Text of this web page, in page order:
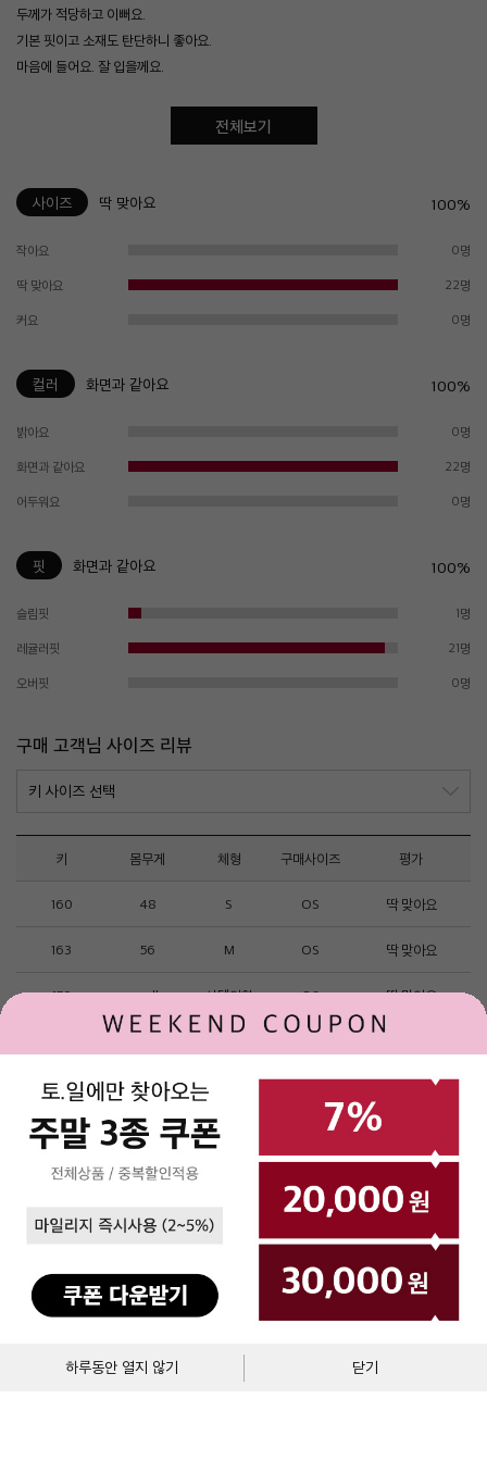
하루동안 열지 않기 닫기
장바구니 바로구매
두께가 적당하고 이뻐요.
기본 핏이고 소재도 탄단하니 좋아요.
마음에 들어요. 잘 입을께요.
전체보기
사이즈 딱 맞아요 100%
작아요 0명
딱 맞아요 22명
커요 0명
컬러 화면과 같아요 100%
밝아요 0명
화면과 같아요 22명
어두워요 0명
핏 화면과 같아요 100%
슬림핏 1명
레귤러핏 21명
오버핏 0명
구매 고객님 사이즈 리뷰
키 몸무게 체형 구매사이즈 평가
160 48 S OS 딱 맞아요
163 56 M OS 딱 맞아요
150 null 선택안함 OS 딱 맞아요
162 56 딱 맞아요
고객센터 매장안내
BENETTON MALL `
(주)베네통코리아 ▼
대표이사 : 김규완
주소 : 서울시 서초구 서초대로 398, 15층, 16층(서초동, 비엔케이디지털타워)
사업자 등록번호 : 211-86-40964
고객센터 : 1544-2855
통신판매업자
에스크로서비스
Copyright © BENETTON KOREA Co., Ltd. ALL rights reserved